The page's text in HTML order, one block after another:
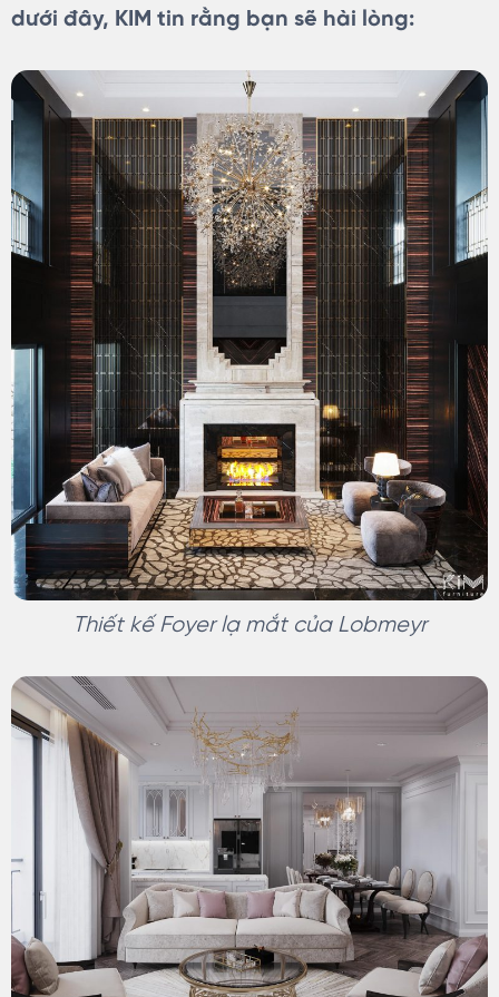
dưới đây, KIM tin rằng bạn sẽ hài lòng:
Thiết kế Foyer lạ mắt của Lobmeyr